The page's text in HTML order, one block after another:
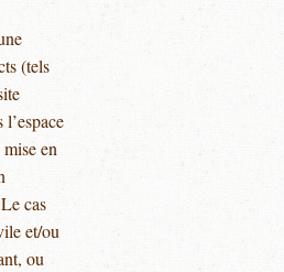
(tels
en
cas
et/ou
ou